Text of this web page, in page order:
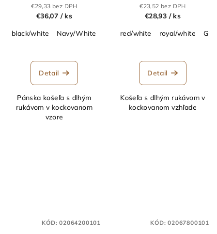
košeľa s dlhým
rukávom_02.0617
€29,33 bez DPH
€36,07 / ks
black/white
Navy/White red/white royal/white forest
Detail
Pánska košeľa s dlhým
rukávom v kockovanom
vzore
košeľa v tradičnom
vzhľade_02.0638
€23,52 bez DPH
€28,93 / ks
red/white
royal/white
Detail
Košeľa s dlhým rukávom v
kockovanom vzhľade
KÓD:02064200101 KÓD:02067800101